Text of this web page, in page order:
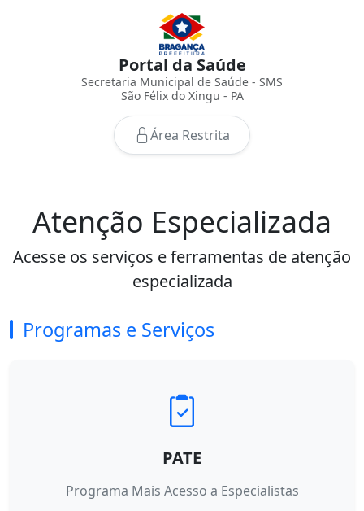
Portal da Saúde
Secretaria Municipal de Saúde - SMS
São Félix do Xingu - PA
Área Restrita
Atenção Especializada
Acesse os serviços e ferramentas de atenção
especializada
Programas e Serviços
PATE
Programa Mais Acesso a Especialistas